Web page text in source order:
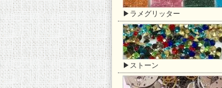
▶ラメグリッター
▶ストーン